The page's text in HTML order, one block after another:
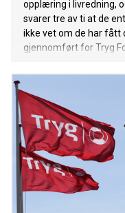
opplæring i livredning,
svarer tre av ti at de
ikke vet om de har fått
gjennomført for Tryg